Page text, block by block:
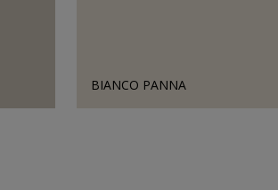
BIANCO PANNA